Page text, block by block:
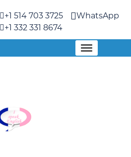
+1 514 703 3725
+1 332 331 8674
WhatsApp